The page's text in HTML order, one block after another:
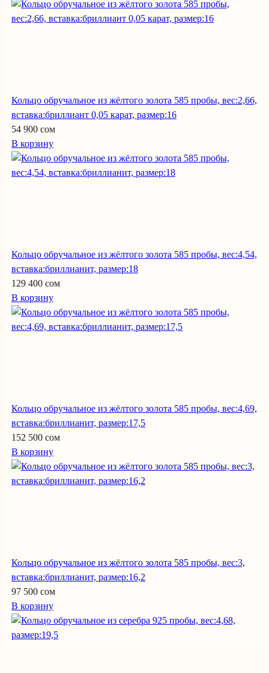
Кольцо обручальное из жёлтого золота 585 пробы, вес:2,66,
вставка:бриллиант 0,05 карат, размер:16
54 900 сом
В корзину
Кольцо обручальное из жёлтого золота 585 пробы, вес:4,54,
вставка:бриллианит, размер:18
129 400 сом
В корзину
Кольцо обручальное из жёлтого золота 585 пробы, вес:4,69,
вставка:бриллианит, размер:17,5
152 500 сом
В корзину
Кольцо обручальное из жёлтого золота 585 пробы, вес:3,
вставка:бриллианит, размер:16,2
97 500 сом
В корзину